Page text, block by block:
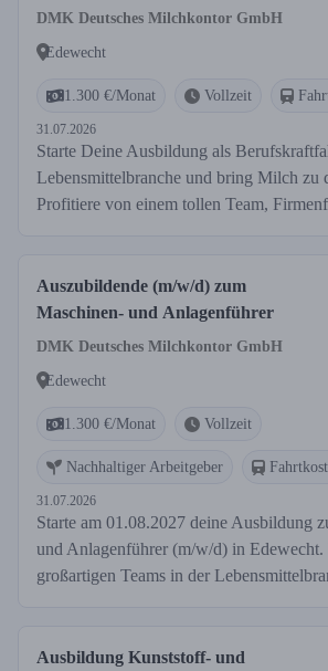
DMK Deutsches Milchkontor GmbH
Edewecht
1.300 €/Monat Vollzeit
31.07.2026
Starte Deine Ausbildung als
Lebensmittelbranche und bring Milch zu
Profitiere von einem tollen Team,
Auszubildende (m/w/d) zum
Maschinen- und Anlagenführer
DMK Deutsches Milchkontor GmbH
Edewecht
1.300 €/Monat Vollzeit
Nachhaltiger Arbeitgeber
31.07.2026
Starte am 01.08.2027 deine Ausbildung
und Anlagenführer (m/w/d) in Edewecht.
großartigen Teams in der
Ausbildung Kunststoff- und